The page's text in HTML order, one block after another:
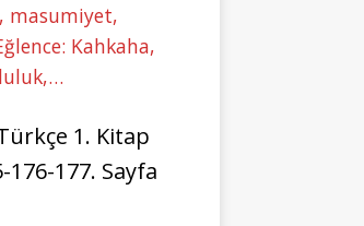
masumiyet,
Kahkaha,
1. Kitap
176-177. Sayfa